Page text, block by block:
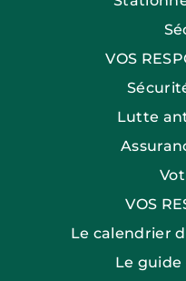
VOS
Lutte
VOS
Le calendrier
Le